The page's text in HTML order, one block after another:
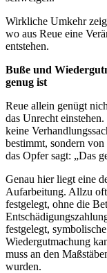
Wirkliche Umkehr
wo aus Reue eine
entstehen.
Buße und
genug ist
Reue allein genügt
das Unrecht
keine
bestimmt, sondern
das Opfer sagt: „Das
Genau hier liegt eine
Aufarbeitung. Allzu
festgelegt, ohne die
festgelegt,
Wiedergutmachung
muss an den
wurden.